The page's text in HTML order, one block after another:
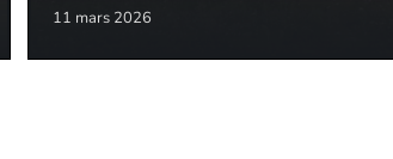
11 mars 2026